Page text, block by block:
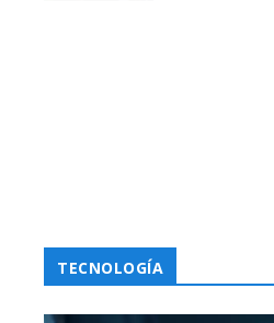
TECNOLOGÍA